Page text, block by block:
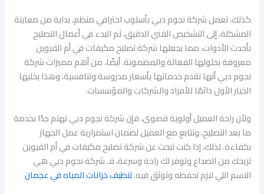
كذلك، تعمل شركة نجوم دبي بأسلوب احترافي منظم، بداية من معاينة
المشكلة، إلى التشخيص الفني الدقيق، ثم البدء في أعمال التصليح
بأحدث الأدوات، مما يجعلها شركة تصليح مكيفات في أم القيوين
معروفة بحلولها الفعالة والمضمونة. أيضًا، من أهم مميزات شركة
نجوم دبي أنها تقدم خدماتها بأسعار مدروسة وتنافسية، وهذا يخليها
الخيار الأول دائمًا للأفراد والشركات والمؤسسات.
ولأن راحة العميل أولوية قصوى، فإن شركة نجوم دبي تهتم جدًا بخدمة
ما بعد التصليح، وتتابع مع العميل لضمان استمرارية عمل الجهاز
بكفاءة. لذلك، إذا كنت تبحث عن شركة تصليح مكيفات في أم القيوين
تريحك من الصداع وتوفر لك راحة وسرعة، فـ شركة نجوم دبي هي
الاسم اللي لازم تحفظه وتوثق فيه.تنظيف خزانات المياه في عجمان